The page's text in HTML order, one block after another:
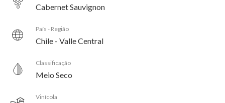
Cabernet Sauvignon
País - Região
Chile - Valle Central
Classificação
Meio Seco
Vinícola